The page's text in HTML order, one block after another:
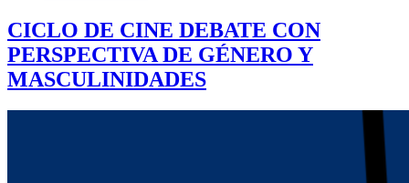
CICLO DE CINE DEBATE CON
PERSPECTIVA DE GÉNERO Y
MASCULINIDADES